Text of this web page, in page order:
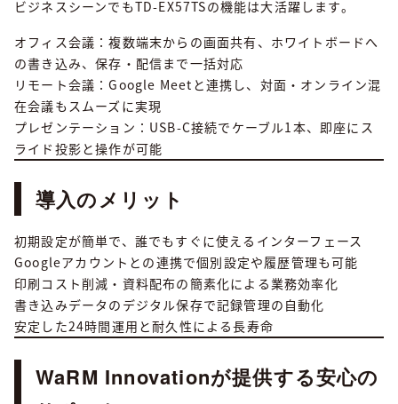
ビジネスシーンでもTD-EX57TSの機能は大活躍します。
オフィス会議：複数端末からの画面共有、ホワイトボードへ
の書き込み、保存・配信まで一括対応
リモート会議：Google Meetと連携し、対面・オンライン混
在会議もスムーズに実現
プレゼンテーション：USB-C接続でケーブル1本、即座にス
ライド投影と操作が可能
導入のメリット
初期設定が簡単で、誰でもすぐに使えるインターフェース
Googleアカウントとの連携で個別設定や履歴管理も可能
印刷コスト削減・資料配布の簡素化による業務効率化
書き込みデータのデジタル保存で記録管理の自動化
安定した24時間運用と耐久性による長寿命
WaRM Innovationが提供する安心の